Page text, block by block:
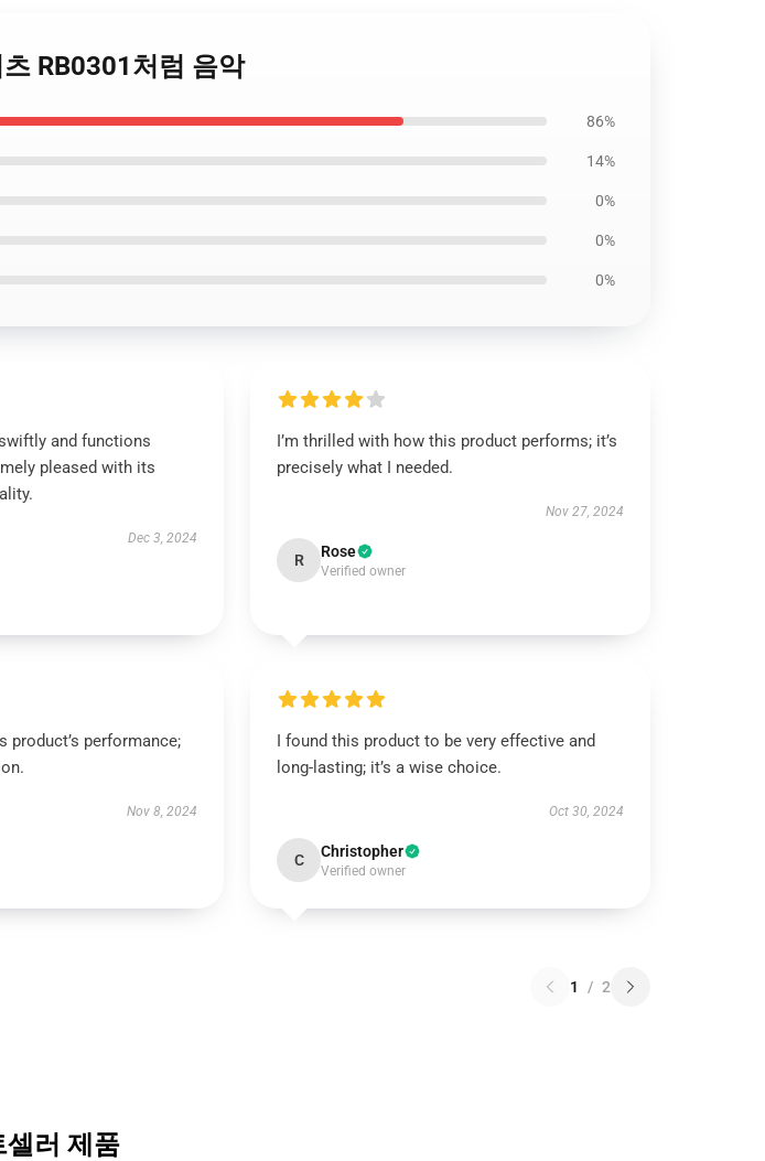
RB0301처럼 음악
86%
14%
0%
0%
0%
and functions
pleased with its
Dec 3, 2024
I’m thrilled with how this product performs; it’s
precisely what I needed.
Nov 27, 2024
R Rose
Verified owner
product’s performance;
Nov 8, 2024
I found this product to be very effective and
long-lasting; it’s a wise choice.
Oct 30, 2024
C Christopher
Verified owner
1 / 2
셀러 제품